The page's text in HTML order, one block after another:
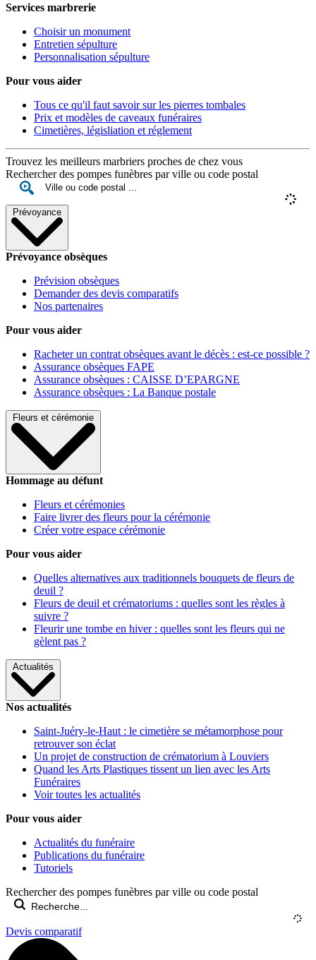
Services marbrerie
Choisir un monument
Entretien sépulture
Personnalisation sépulture
Pour vous aider
Tous ce qu'il faut savoir sur les pierres tombales
Prix et modèles de caveaux funéraires
Cimetières, législiation et réglement
Trouvez les meilleurs marbriers proches de chez vous
Rechercher des pompes funèbres par ville ou code postal
Prévoyance
Prévoyance obsèques
Prévision obsèques
Demander des devis comparatifs
Nos partenaires
Pour vous aider
Racheter un contrat obsèques avant le décès : est-ce possible ?
Assurance obsèques FAPE
Assurance obsèques : CAISSE D’EPARGNE
Assurance obsèques : La Banque postale
Fleurs et cérémonie
Hommage au défunt
Fleurs et cérémonies
Faire livrer des fleurs pour la cérémonie
Créer votre espace cérémonie
Pour vous aider
Quelles alternatives aux traditionnels bouquets de fleurs de
deuil ?
Fleurs de deuil et crématoriums : quelles sont les règles à
suivre ?
Fleurir une tombe en hiver : quelles sont les fleurs qui ne
gèlent pas ?
Actualités
Nos actualités
Saint-Juéry-le-Haut : le cimetière se métamorphose pour
retrouver son éclat
Un projet de construction de crématorium à Louviers
Quand les Arts Plastiques tissent un lien avec les Arts
Funéraires
Voir toutes les actualités
Pour vous aider
Actualités du funéraire
Publications du funéraire
Tutoriels
Rechercher des pompes funèbres par ville ou code postal
Devis comparatif